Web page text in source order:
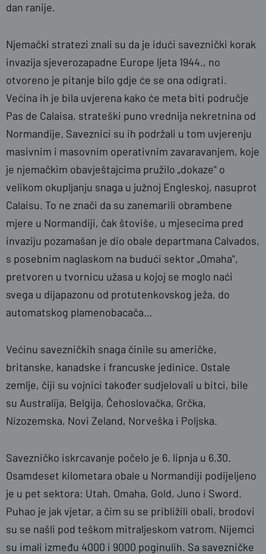
dan ranije.
Njemački stratezi znali su da je idući saveznički korak
invazija sjeverozapadne Europe ljeta 1944., no
otvoreno je pitanje bilo gdje će se ona odigrati.
Većina ih je bila uvjerena kako će meta biti područje
Pas de Calaisa, strateški puno vrednija nekretnina od
Normandije. Saveznici su ih podržali u tom uvjerenju
masivnim i masovnim operativnim zavaravanjem, koje
je njemačkim obavještajcima pružilo „dokaze" o
velikom okupljanju snaga u južnoj Engleskoj, nasuprot
Calaisu. To ne znači da su zanemarili obrambene
mjere u Normandiji, čak štoviše, u mjesecima pred
invaziju pozamašan je dio obale departmana Calvados,
s posebnim naglaskom na budući sektor „Omaha",
pretvoren u tvornicu užasa u kojoj se moglo naći
svega u dijapazonu od protutenkovskog ježa, do
automatskog plamenobacača…
Većinu savezničkih snaga činile su američke,
britanske, kanadske i francuske jedinice. Ostale
zemlje, čiji su vojnici također sudjelovali u bitci, bile
su Australija, Belgija, Čehoslovačka, Grčka,
Nizozemska, Novi Zeland, Norveška i Poljska.
Savezničko iskrcavanje počelo je 6. lipnja u 6.30.
Osamdeset kilometara obale u Normandiji podijeljeno
je u pet sektora: Utah, Omaha, Gold, Juno i Sword.
Puhao je jak vjetar, a čim su se približili obali, brodovi
su se našli pod teškom mitraljeskom vatrom. Nijemci
su imali između 4000 i 9000 poginulih. Sa savezničke